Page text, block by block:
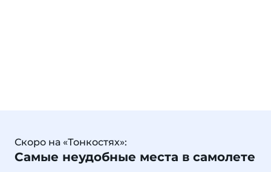
Скоро на «Тонкостях»:
Самые неудобные места в самолете